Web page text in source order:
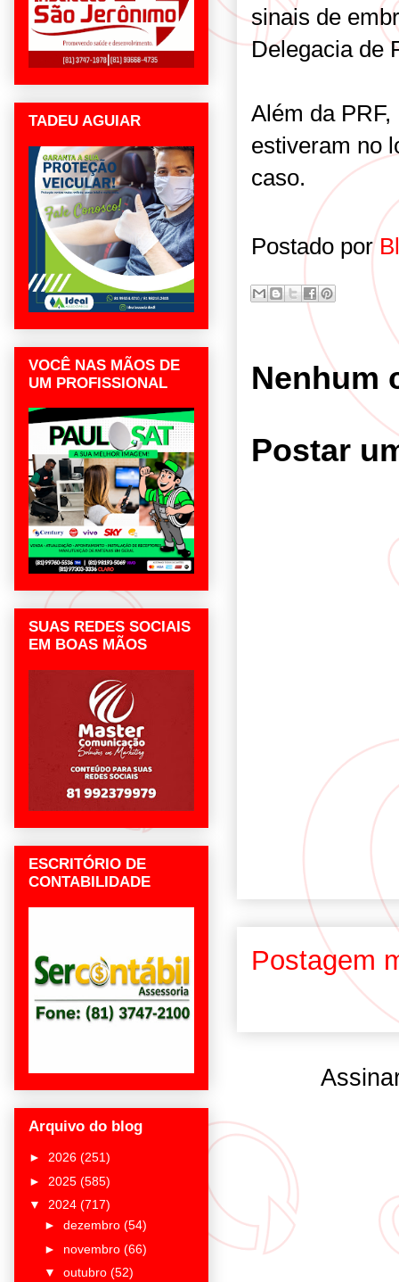
sinais de
Delegacia de
Além da
estiveram no
caso.
Postado por
Nenhum
Postar
Postagem
TADEU AGUIAR
VOCÊ NAS MÃOS DE
UM PROFISSIONAL
SUAS REDES SOCIAIS
EM BOAS MÃOS
ESCRITÓRIO DE
CONTABILIDADE
Arquivo do blog
► 2026 (251)
► 2025 (585)
▼ 2024 (717)
► dezembro (54)
► novembro (66)
▼ outubro (52)